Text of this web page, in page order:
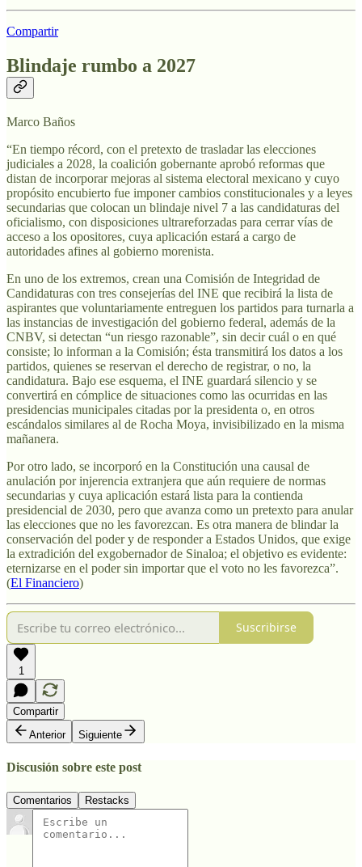
Compartir
Blindaje rumbo a 2027
Marco Baños
“En tiempo récord, con el pretexto de trasladar las elecciones
judiciales a 2028, la coalición gobernante aprobó reformas que
distan de incorporar mejoras al sistema electoral mexicano y cuyo
propósito encubierto fue imponer cambios constitucionales y a leyes
secundarias que colocan un blindaje nivel 7 a las candidaturas del
oficialismo, con disposiciones ultrareforzadas para cerrar vías de
acceso a los opositores, cuya aplicación estará a cargo de
autoridades afines al gobierno morenista.
En uno de los extremos, crean una Comisión de Integridad de
Candidaturas con tres consejerías del INE que recibirá la lista de
aspirantes que voluntariamente entreguen los partidos para turnarla a
las instancias de investigación del gobierno federal, además de la
CNBV, si detectan “un riesgo razonable”, sin decir cuál o en qué
consiste; lo informan a la Comisión; ésta transmitirá los datos a los
partidos, quienes se reservan el derecho de registrar, o no, la
candidatura. Bajo ese esquema, el INE guardará silencio y se
convertirá en cómplice de situaciones como las ocurridas en las
presidencias municipales citadas por la presidenta o, en otros
escándalos similares al de Rocha Moya, invisibilizado en la misma
mañanera.
Por otro lado, se incorporó en la Constitución una causal de
anulación por injerencia extranjera que aún requiere de normas
secundarias y cuya aplicación estará lista para la contienda
presidencial de 2030, pero que avanza como un pretexto para anular
las elecciones que no les favorezcan. Es otra manera de blindar la
conservación del poder y de responder a Estados Unidos, que exige
la extradición del exgobernador de Sinaloa; el objetivo es evidente:
eternizarse en el poder sin importar que el voto no les favorezca”.
(El Financiero)
Suscribirse
1
Compartir
Anterior
Siguiente
Discusión sobre este post
Comentarios Restacks